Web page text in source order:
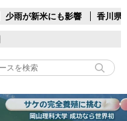
少雨が新米にも影響 香川県